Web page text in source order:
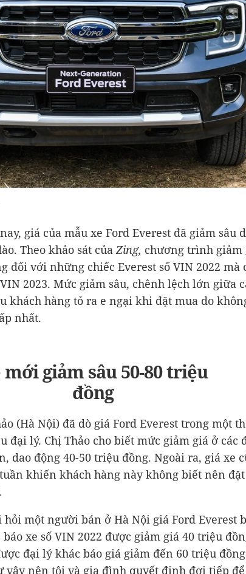
giá của mẫu xe Ford Everest đã giảm sâu
Theo khảo sát củaZing, chương trình giảm
đối với những chiếc Everest số VIN 2022 mà
2023. Mức giảm sâu, chênh lệch lớn giữa
khách hàng tỏ ra e ngại khi đặt mua do
nhất.
mới giảm sâu 50-80 triệu
đồng
(Hà Nội) đã dò giá Ford Everest trong một
đại lý. Chị Thảo cho biết mức giảm giá ở các
dao động 40-50 triệu đồng. Ngoài ra, giá xe
khiến khách hàng này không biết nên
một người bán ở Hà Nội giá Ford Everest
xe số VIN 2022 được giảm giá 40 triệu
đại lý khác báo giá giảm đến 60 triệu
vậy nên tôi và gia đình quyết định đợi tiếp